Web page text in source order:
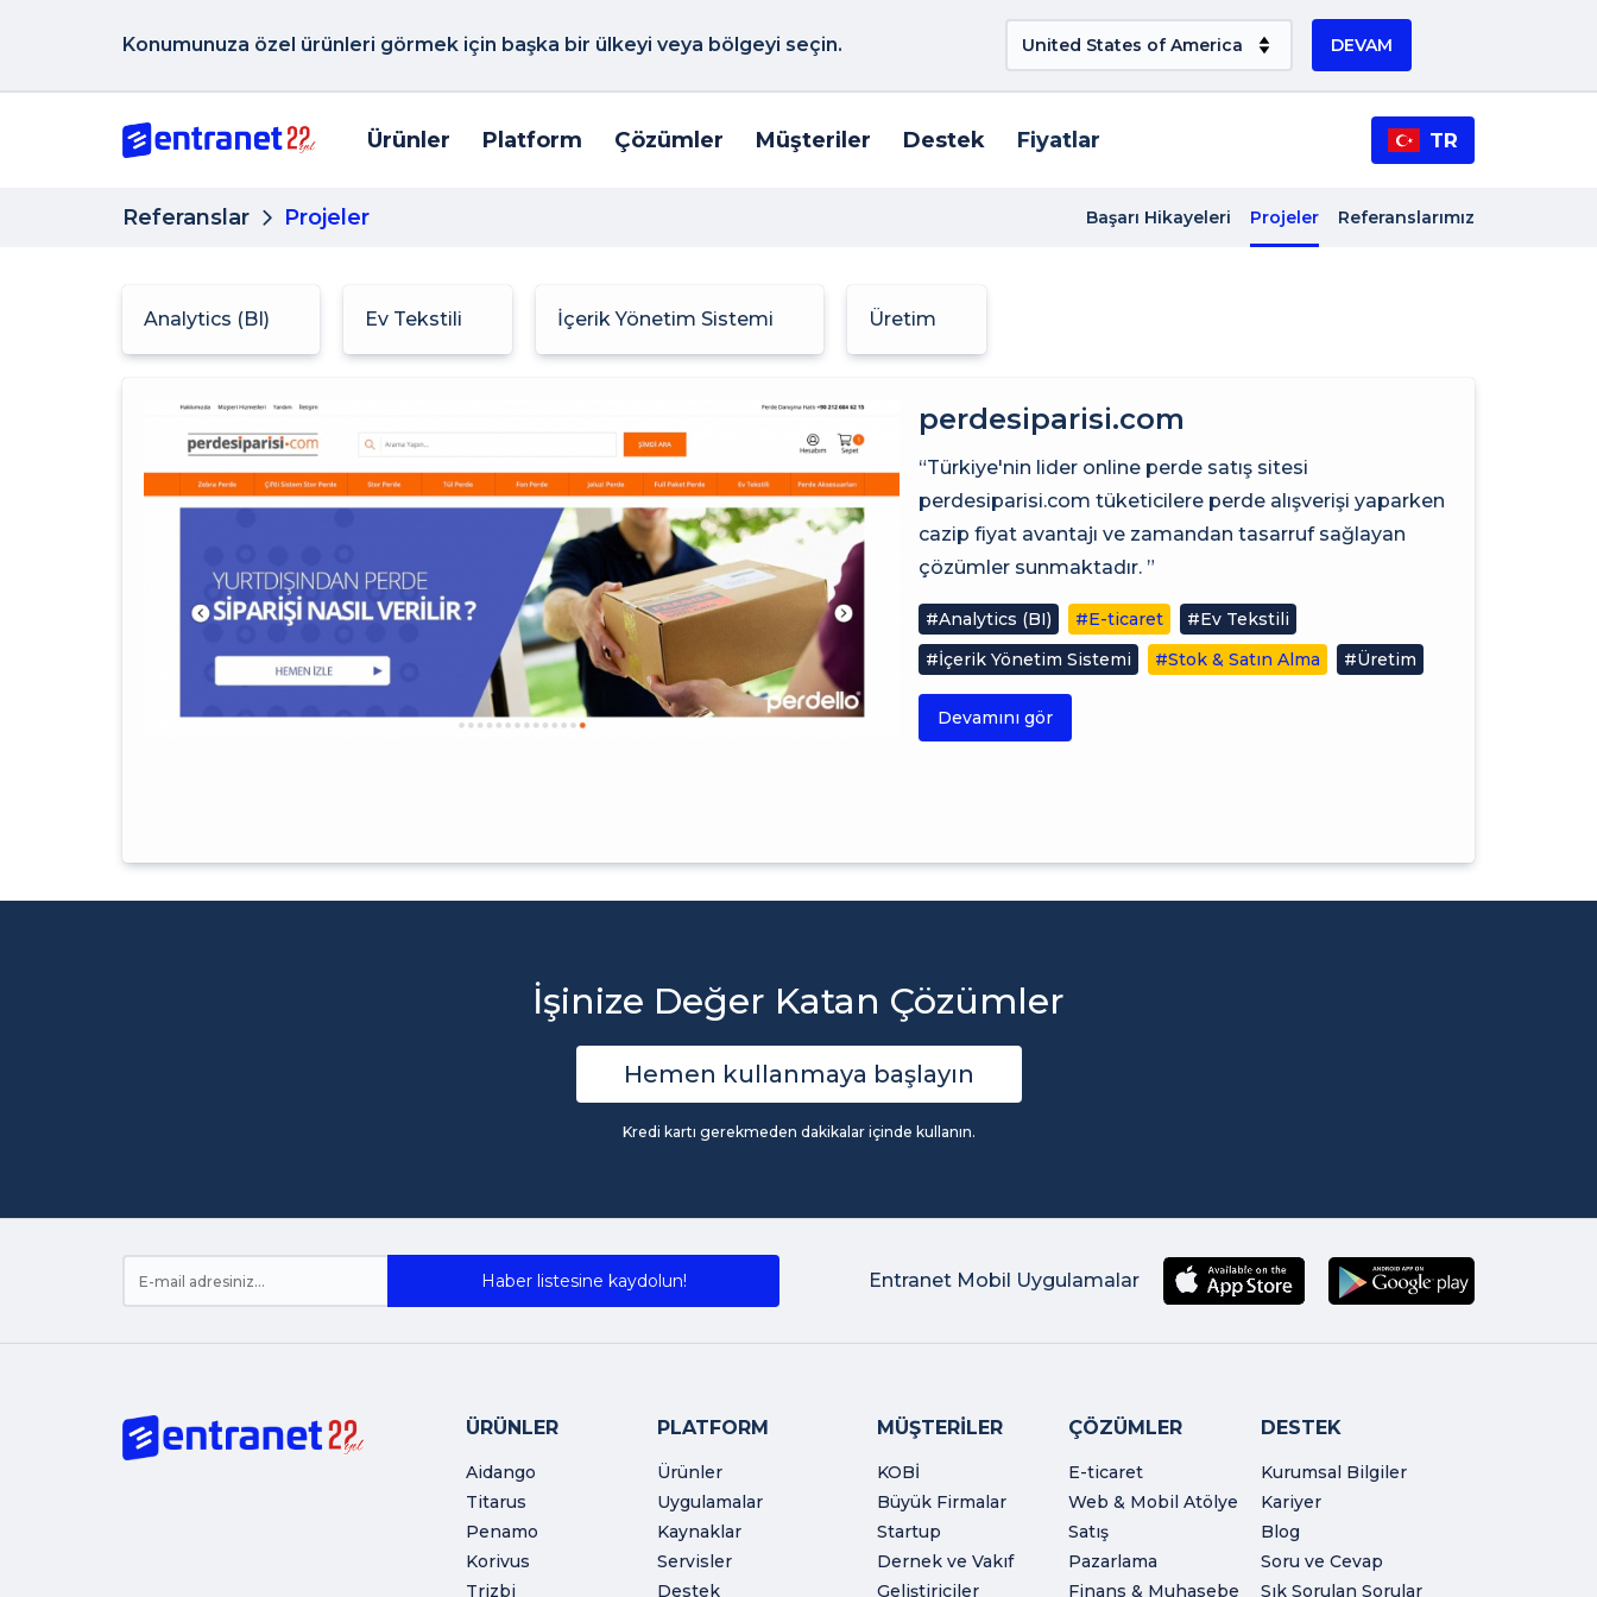
Konumunuza özel ürünleri görmek için başka bir ülkeyi veya bölgeyi seçin. DEVAM
Ürünler Platform Çözümler Müşteriler Destek Fiyatlar TR
Referanslar Projeler Başarı Hikayeleri Projeler Referanslarımız
Analytics (BI) Ev Tekstili İçerik Yönetim Sistemi Üretim
perdesiparisi.com
“Türkiye'nin lider online perde satış sitesi
perdesiparisi.com tüketicilere perde alışverişi yaparken
cazip fiyat avantajı ve zamandan tasarruf sağlayan
çözümler sunmaktadır. ”
#Analytics (BI) #E-ticaret
#Ev Tekstili
#İçerik Yönetim Sistemi
#Stok & Satın Alma #Üretim
Devamını gör
İşinize Değer Katan Çözümler
Hemen kullanmaya başlayın
Kredi kartı gerekmeden dakikalar içinde kullanın.
Haber listesine kaydolun! Entranet Mobil Uygulamalar
ÜRÜNLER
Aidango
Titarus
Penamo
Korivus
Trizbi
PLATFORM
Ürünler
Uygulamalar
Kaynaklar
Servisler
Destek
MÜŞTERİLER
KOBİ
Büyük Firmalar
Startup
Dernek ve Vakıf
Geliştiriciler
ÇÖZÜMLER
E-ticaret
Web & Mobil Atölye
Satış
Pazarlama
Finans & Muhasebe
DESTEK
Kurumsal Bilgiler
Kariyer
Blog
Soru ve Cevap
Sık Sorulan Sorular